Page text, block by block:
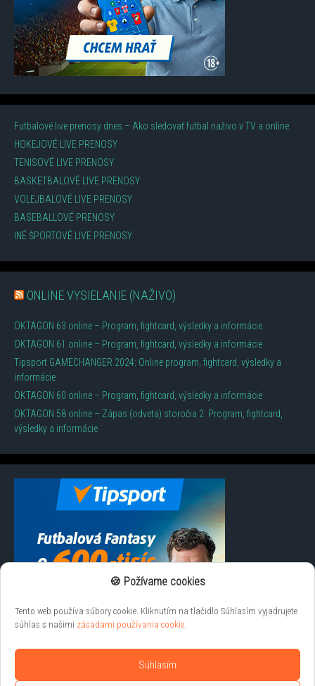
🍪 Požívame cookies
Tento web používa súbory cookie. Kliknutím na tlačidlo Súhlasím vyjadrujete
súhlas s našimi zásadami používania cookie.
Súhlasím
Futbalové live prenosy dnes – Ako sledovať futbal naživo v TV a online
HOKEJOVÉ LIVE PRENOSY
TENISOVÉ LIVE PRENOSY
BASKETBALOVÉ LIVE PRENOSY
VOLEJBALOVÉ LIVE PRENOSY
BASEBALLOVÉ PRENOSY
INÉ ŠPORTOVÉ LIVE PRENOSY
ONLINE VYSIELANIE (NAŽIVO)
OKTAGON 63 online – Program, fightcard, výsledky a informácie
OKTAGON 61 online – Program, fightcard, výsledky a informácie
Tipsport GAMECHANGER 2024: Online program, fightcard, výsledky a
informácie
OKTAGON 60 online – Program, fightcard, výsledky a informácie
OKTAGON 58 online – Zápas (odveta) storočia 2: Program, fightcard,
výsledky a informácie